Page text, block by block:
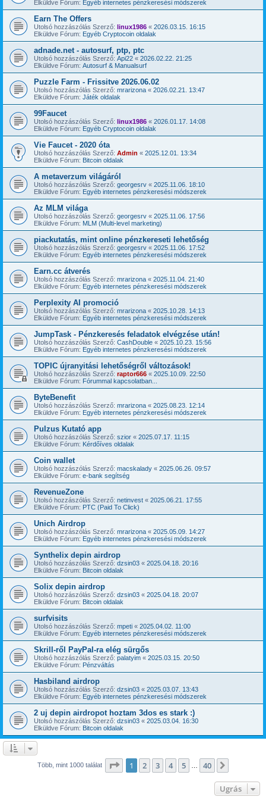
Elküldve Fórum: Egyéb internetes pénzkeresési módszerek
Earn The Offers
Utolsó hozzászólás Szerző: linux1986 « 2026.03.15. 16:15
Elküldve Fórum: Egyéb Cryptocoin oldalak
adnade.net - autosurf, ptp, ptc
Utolsó hozzászólás Szerző: Api22 « 2026.02.22. 21:25
Elküldve Fórum: Autosurf & Manualsurf
Puzzle Farm - Frissitve 2026.06.02
Utolsó hozzászólás Szerző: mrarizona « 2026.02.21. 13:47
Elküldve Fórum: Játék oldalak
99Faucet
Utolsó hozzászólás Szerző: linux1986 « 2026.01.17. 14:08
Elküldve Fórum: Egyéb Cryptocoin oldalak
Vie Faucet - 2020 óta
Utolsó hozzászólás Szerző: Admin « 2025.12.01. 13:34
Elküldve Fórum: Bitcoin oldalak
A metaverzum világáról
Utolsó hozzászólás Szerző: georgesrv « 2025.11.06. 18:10
Elküldve Fórum: Egyéb internetes pénzkeresési módszerek
Az MLM világa
Utolsó hozzászólás Szerző: georgesrv « 2025.11.06. 17:56
Elküldve Fórum: MLM (Multi-level marketing)
piackutatás, mint online pénzkereseti lehetőség
Utolsó hozzászólás Szerző: georgesrv « 2025.11.06. 17:52
Elküldve Fórum: Egyéb internetes pénzkeresési módszerek
Earn.cc átverés
Utolsó hozzászólás Szerző: mrarizona « 2025.11.04. 21:40
Elküldve Fórum: Egyéb internetes pénzkeresési módszerek
Perplexity AI promoció
Utolsó hozzászólás Szerző: mrarizona « 2025.10.28. 14:13
Elküldve Fórum: Egyéb internetes pénzkeresési módszerek
JumpTask - Pénzkeresés feladatok elvégzése után!
Utolsó hozzászólás Szerző: CashDouble « 2025.10.23. 15:56
Elküldve Fórum: Egyéb internetes pénzkeresési módszerek
TOPIC újranyitási lehetőségről változások!
Utolsó hozzászólás Szerző: raptor666 « 2025.10.09. 22:50
Elküldve Fórum: Fórummal kapcsolatban...
ByteBenefit
Utolsó hozzászólás Szerző: mrarizona « 2025.08.23. 12:14
Elküldve Fórum: Egyéb internetes pénzkeresési módszerek
Pulzus Kutató app
Utolsó hozzászólás Szerző: szior « 2025.07.17. 11:15
Elküldve Fórum: Kérdőíves oldalak
Coin wallet
Utolsó hozzászólás Szerző: macskalady « 2025.06.26. 09:57
Elküldve Fórum: e-bank segítség
RevenueZone
Utolsó hozzászólás Szerző: netinvest « 2025.06.21. 17:55
Elküldve Fórum: PTC (Paid To Click)
Unich Airdrop
Utolsó hozzászólás Szerző: mrarizona « 2025.05.09. 14:27
Elküldve Fórum: Egyéb internetes pénzkeresési módszerek
Synthelix depin airdrop
Utolsó hozzászólás Szerző: dzsin03 « 2025.04.18. 20:16
Elküldve Fórum: Bitcoin oldalak
Solix depin airdrop
Utolsó hozzászólás Szerző: dzsin03 « 2025.04.18. 20:07
Elküldve Fórum: Bitcoin oldalak
surfvisits
Utolsó hozzászólás Szerző: mpeti « 2025.04.02. 11:00
Elküldve Fórum: Egyéb internetes pénzkeresési módszerek
Skrill-ről PayPal-ra elég sürgős
Utolsó hozzászólás Szerző: palatyim « 2025.03.15. 20:50
Elküldve Fórum: Pénzváltás
Hasbiland airdrop
Utolsó hozzászólás Szerző: dzsin03 « 2025.03.07. 13:43
Elküldve Fórum: Egyéb internetes pénzkeresési módszerek
2 uj depin airdropot hoztam 3dos es stark :)
Utolsó hozzászólás Szerző: dzsin03 « 2025.03.04. 16:30
Elküldve Fórum: Bitcoin oldalak
Több, mint 1000 találat Oldal:1 40
1 2 3 4 5 40
Ugrás